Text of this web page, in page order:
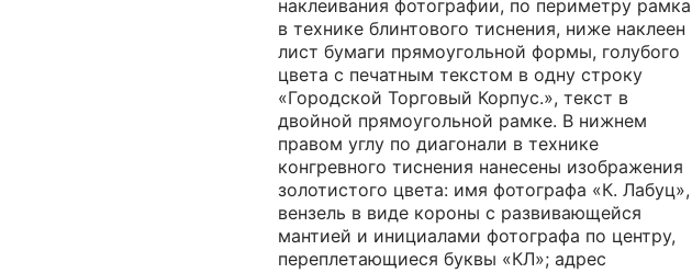
наклеивания фотографии, по периметру рамка
в технике блинтового тиснения, ниже наклеен
лист бумаги прямоугольной формы, голубого
цвета с печатным текстом в одну строку
«Городской Торговый Корпус.», текст в
двойной прямоугольной рамке. В нижнем
правом углу по диагонали в технике
конгревного тиснения нанесены изображения
золотистого цвета: имя фотографа «К. Лабуц»,
вензель в виде короны с развивающейся
мантией и инициалами фотографа по центру,
переплетающиеся буквы «КЛ»; адрес